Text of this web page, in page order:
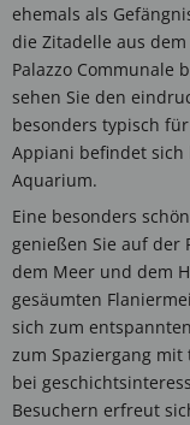
ehemals als
die Zitadelle aus
Palazzo Communale
sehen Sie den
besonders typisch
Appiani befindet
Aquarium.
Eine besonders
genießen Sie auf der
dem Meer und dem
gesäumten
sich zum
zum Spaziergang
bei
Besuchern erfreut